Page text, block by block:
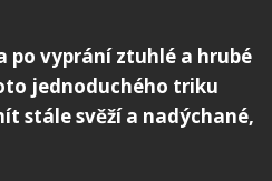
po vyprání ztuhlé a hrubé
jednoduchého triku
stále svěží a nadýchané,